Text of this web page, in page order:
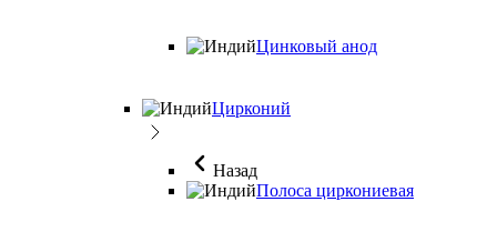
Цинковый анод
Цирконий
Назад
Полоса циркониевая